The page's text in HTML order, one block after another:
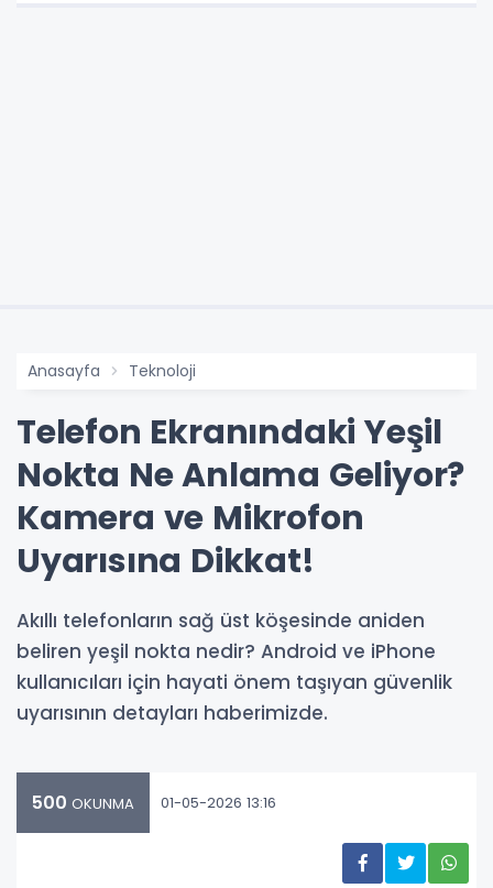
Anasayfa Teknoloji
Telefon Ekranındaki Yeşil
Nokta Ne Anlama Geliyor?
Kamera ve Mikrofon
Uyarısına Dikkat!
Akıllı telefonların sağ üst köşesinde aniden
beliren yeşil nokta nedir? Android ve iPhone
kullanıcıları için hayati önem taşıyan güvenlik
uyarısının detayları haberimizde.
500 OKUNMA 01-05-2026 13:16